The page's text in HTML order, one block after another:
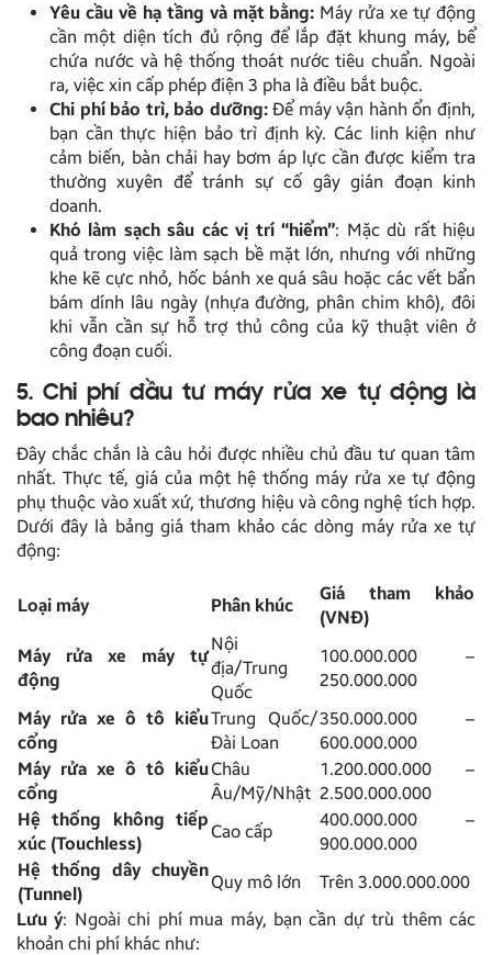
Yêu cầu về hạ tầng và mặt bằng: Máy rửa xe tự động
cần một diện tích đủ rộng để lắp đặt khung máy, bể
chứa nước và hệ thống thoát nước tiêu chuẩn. Ngoài
ra, việc xin cấp phép điện 3 pha là điều bắt buộc.
Chi phí bảo trì, bảo dưỡng:Để máy vận hành ổn định,
bạn cần thực hiện bảo trì định kỳ. Các linh kiện như
cảm biến, bàn chải hay bơm áp lực cần được kiểm tra
thường xuyên để tránh sự cố gây gián đoạn kinh
doanh.
Khó làm sạch sâu các vị trí “hiểm”: Mặc dù rất hiệu
quả trong việc làm sạch bề mặt lớn, nhưng với những
khe kẽ cực nhỏ, hốc bánh xe quá sâu hoặc các vết bẩn
bám dính lâu ngày (nhựa đường, phân chim khô), đôi
khi vẫn cần sự hỗ trợ thủ công của kỹ thuật viên ở
công đoạn cuối.
5. Chi phí đầu tư máy rửa xe tự động là
bao nhiêu?
Đây chắc chắn là câu hỏi được nhiều chủ đầu tư quan tâm
nhất. Thực tế, giá của một hệ thống máy rửa xe tự động
phụ thuộc vào xuất xứ, thương hiệu và công nghệ tích hợp.
Dưới đây là bảng giá tham khảo các dòng máy rửa xe tự
động:
Loại máy Phân khúc
Giá tham khảo
(VNĐ)
Máy rửa xe máy tự
động
Nội
địa/Trung
Quốc
100.000.000 –
250.000.000
Máy rửa xe ô tô kiểu
cổng
Trung Quốc/
Đài Loan
350.000.000 –
600.000.000
Máy rửa xe ô tô kiểu
cổng
Châu
Âu/Mỹ/Nhật
1.200.000.000 –
2.500.000.000
Hệ thống không tiếp
xúc (Touchless)
Cao cấp
400.000.000 –
900.000.000
Hệ thống dây chuyền
(Tunnel)
Quy mô lớn
Trên 3.000.000.000
Lưu ý: Ngoài chi phí mua máy, bạn cần dự trù thêm các
khoản chi phí khác như: